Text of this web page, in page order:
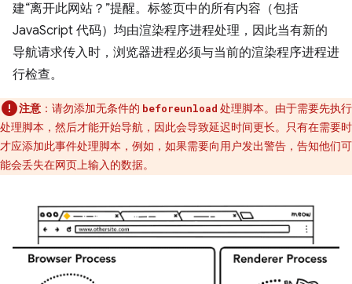
建“离开此网站？”提醒。标签页中的所有内容（包括
JavaScript 代码）均由渲染程序进程处理，因此当有新的
导航请求传入时，浏览器进程必须与当前的渲染程序进程进
行检查。
注意 ：请勿添加无条件的 beforeunload 处理脚本。由于需要先执行
处理脚本，然后才能开始导航，因此会导致延迟时间更长。只有在需要时
才应添加此事件处理脚本，例如，如果需要向用户发出警告，告知他们可
能会丢失在网页上输入的数据。